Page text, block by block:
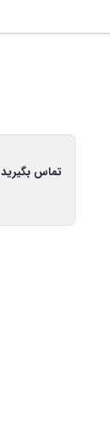
تماس بگیرید